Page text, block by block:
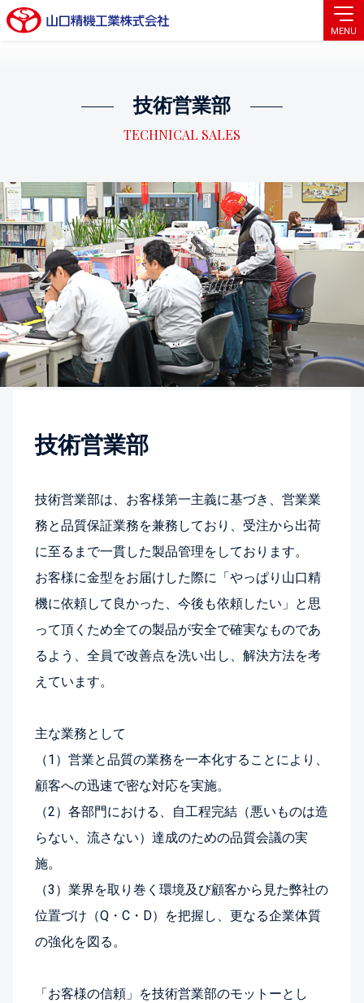
MENU
技術営業部
TECHNICAL SALES
技術営業部
技術営業部は、お客様第一主義に基づき、営業業
務と品質保証業務を兼務しており、受注から出荷
に至るまで一貫した製品管理をしております。
お客様に金型をお届けした際に「やっぱり山口精
機に依頼して良かった、今後も依頼したい」と思
って頂くため全ての製品が安全で確実なものであ
るよう、全員で改善点を洗い出し、解決方法を考
えています。
主な業務として
（1）営業と品質の業務を一本化することにより、
顧客への迅速で密な対応を実施。
（2）各部門における、自工程完結（悪いものは造
らない、流さない）達成のための品質会議の実
施。
（3）業界を取り巻く環境及び顧客から見た弊社の
位置づけ（Q・C・D）を把握し、更なる企業体質
の強化を図る。
「お客様の信頼」を技術営業部のモットーとし